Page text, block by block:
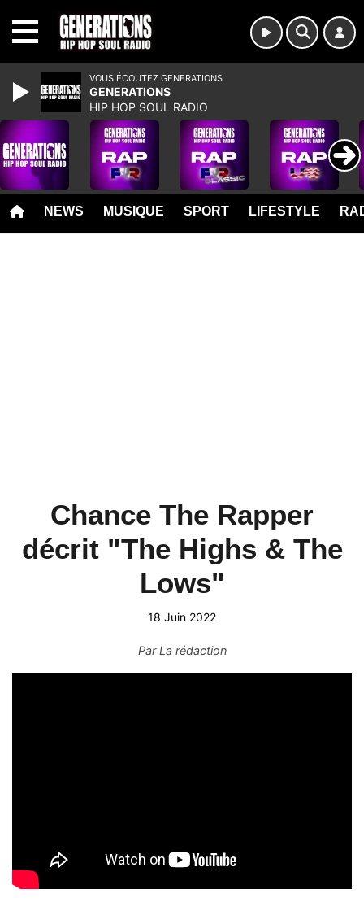
NEWS MUSIQUE SPORT LIFESTYLE
Chance The Rapper
décrit "The Highs & The
Lows"
18 Juin 2022
ParLa rédaction
VOUS ÉCOUTEZ GENERATIONS
GENERATIONS
HIP HOP SOUL RADIO